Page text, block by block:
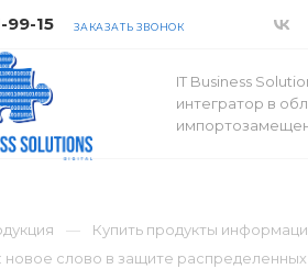
99-15 ЗАКАЗАТЬ ЗВОНОК
IT Business
интегратор в
Купить продукты
новое слово в защите